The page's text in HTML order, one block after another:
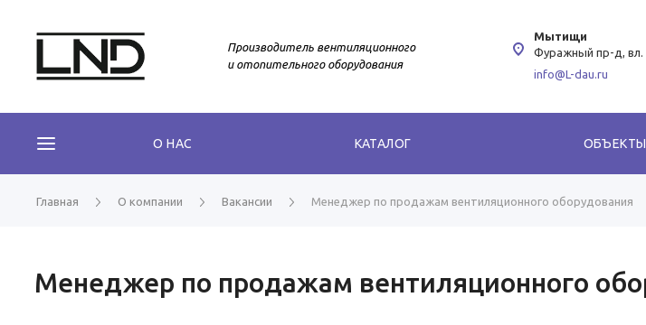
Производитель вентиляционного
и отопительного оборудования
Мытищи
Фуражный пр-д, вл.
info@L-dau.ru
О НАС КАТАЛОГ ОБЪЕКТЫ
Главная О компании Вакансии Менеджер по продажам вентиляционного оборудования
Менеджер по продажам вентиляционного